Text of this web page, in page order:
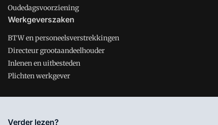
Oudedagsvoorziening
Werkgeverszaken
BTW en personeelsverstrekkingen
Directeur grootaandeelhouder
Inlenen en uitbesteden
Plichten werkgever
Salarisnet is onderdeel van VMN media. Lees in
Verder lezen?